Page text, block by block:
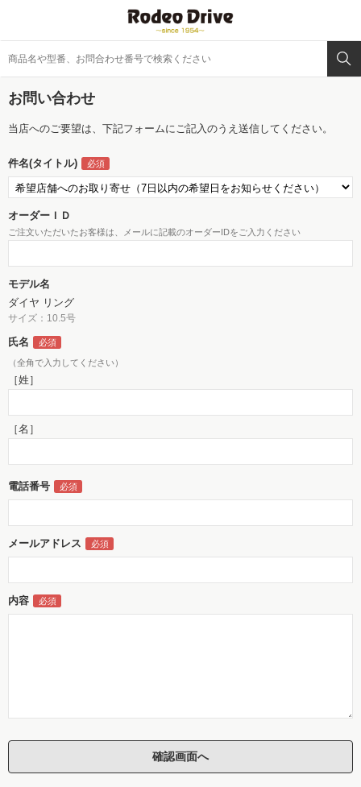
お問い合わせ
当店へのご要望は、下記フォームにご記入のうえ送信してください。
件名(タイトル)
オーダーＩＤ
ご注文いただいたお客様は、メールに記載のオーダーIDをご入力ください
モデル名
ダイヤ リング
サイズ：10.5号
氏名
（全角で入力してください）
［姓］
［名］
電話番号
メールアドレス
内容